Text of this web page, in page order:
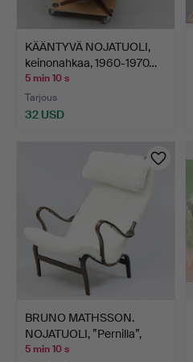
KÄÄNTYVÄ NOJATUOLI,
keinonahkaa, 1960-1970…
5 min 10 s
Tarjous
32 USD
BRUNO MATHSSON.
NOJATUOLI, ”Pernilla”,
DUX.
5 min 10 s